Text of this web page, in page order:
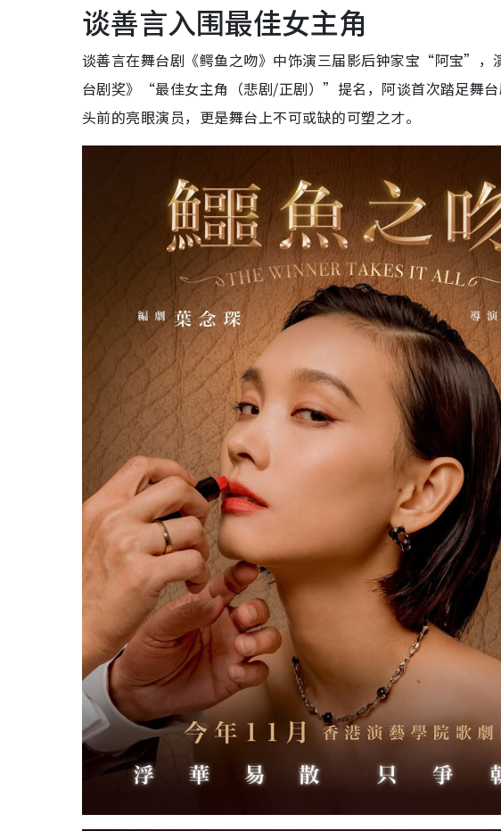
谈善言入围最佳女主角
谈善言在舞台剧《鳄鱼之吻》中饰演三届影后钟家宝“阿宝”，
台剧奖》“最佳女主角（悲剧/正剧）”提名，阿谈首次踏足舞
头前的亮眼演员，更是舞台上不可或缺的可塑之才。